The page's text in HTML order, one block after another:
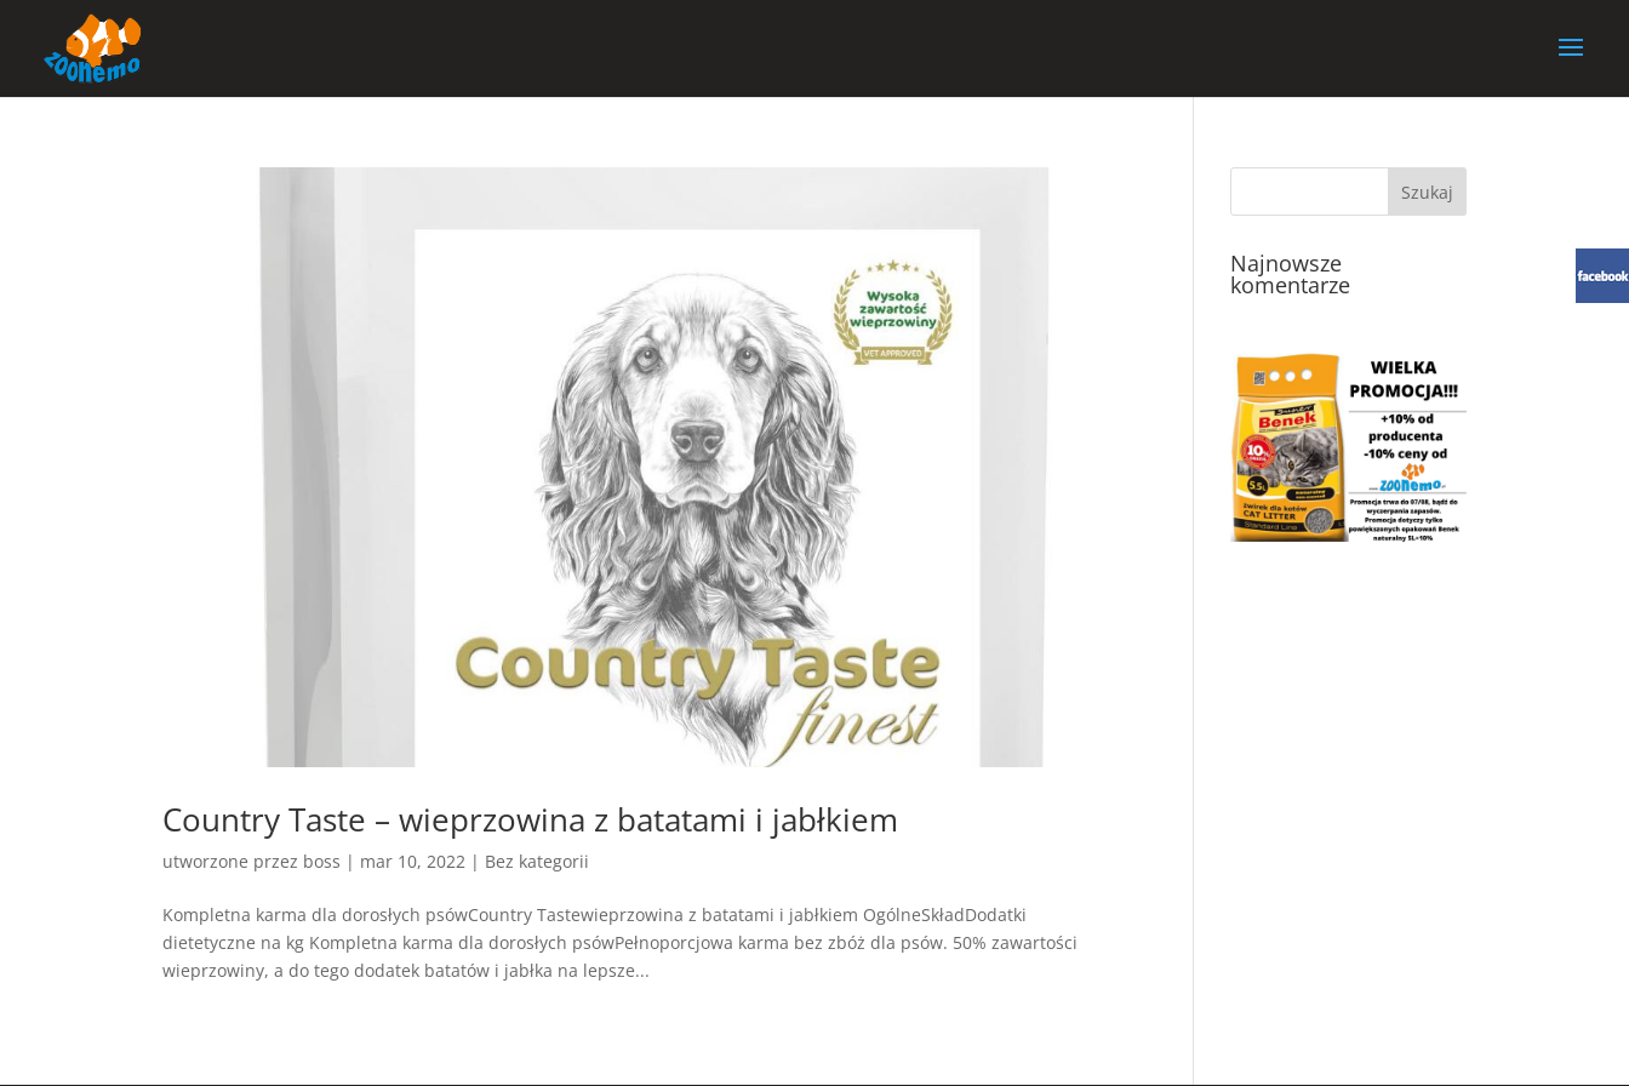
Country Taste – wieprzowina z batatami i jabłkiem
utworzone przez boss | mar 10, 2022 | Bez kategorii
Kompletna karma dla dorosłych psówCountry Tastewieprzowina z batatami i jabłkiem OgólneSkładDodatki
dietetyczne na kg Kompletna karma dla dorosłych psówPełnoporcjowa karma bez zbóż dla psów. 50% zawartości
wieprzowiny, a do tego dodatek batatów i jabłka na lepsze...
Najnowsze
komentarze